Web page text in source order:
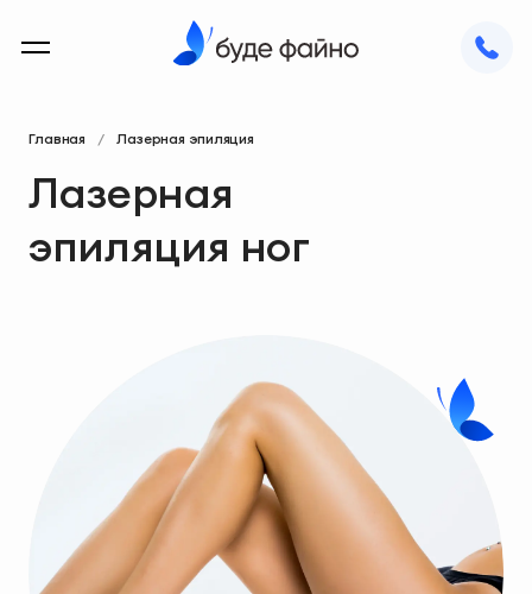
Главная Лазерная эпиляция
Лазерная
эпиляция ног